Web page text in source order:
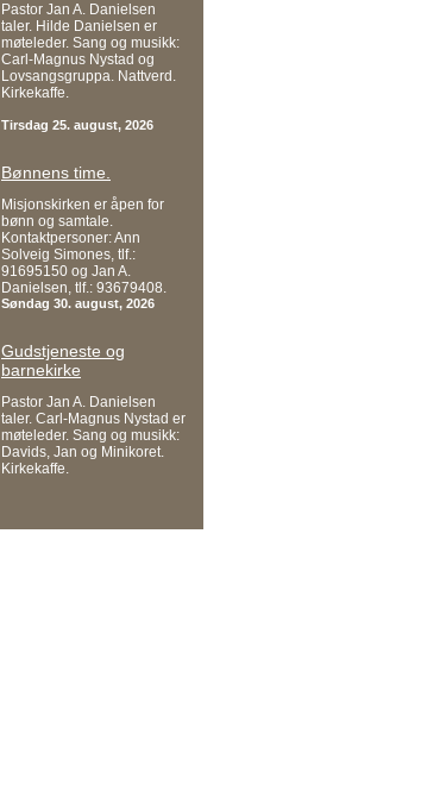
Pastor Jan A. Danielsen
taler. Hilde Danielsen er
møteleder. Sang og musikk:
Carl-Magnus Nystad og
Lovsangsgruppa. Nattverd.
Kirkekaffe.
Tirsdag 25. august, 2026
Bønnens time.
Misjonskirken er åpen for
bønn og samtale.
Kontaktpersoner: Ann
Solveig Simones, tlf.:
91695150 og Jan A.
Danielsen, tlf.: 93679408.
Søndag 30. august, 2026
Gudstjeneste og
barnekirke
Pastor Jan A. Danielsen
taler. Carl-Magnus Nystad er
møteleder. Sang og musikk:
Davids, Jan og Minikoret.
Kirkekaffe.